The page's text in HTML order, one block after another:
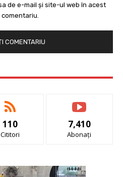
de e-mail și site-ul web în acest
110
Cititori
7,410
Abonați